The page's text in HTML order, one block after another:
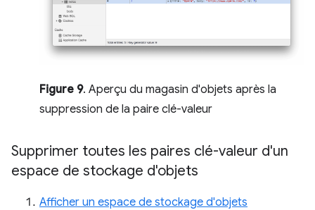
Figure 9. Aperçu du magasin d'objets après la
suppression de la paire clé-valeur
Supprimer toutes les paires clé-valeur d'un
espace de stockage d'objets
Afficher un espace de stockage d'objets